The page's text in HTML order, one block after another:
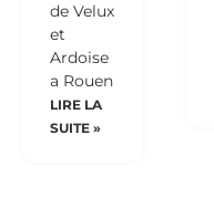
de Velux
et
Ardoise
a Rouen
LIRE LA
SUITE »